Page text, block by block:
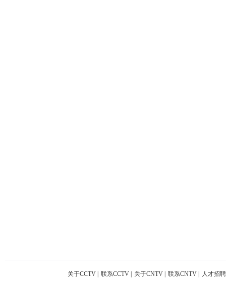
关于CCTV 联系CCTV 关于CNTV 联系CNTV 人才招聘